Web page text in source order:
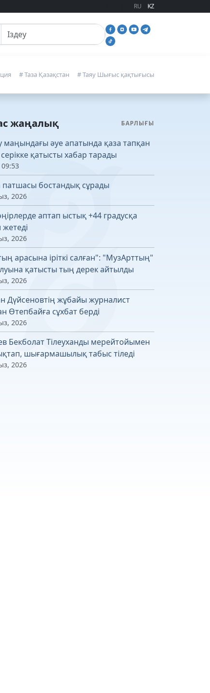
RU KZ
іздеу
# Таза Қазақстан # Таяу Шығыс қақтығысы
жаңалық БАРЛЫҒЫ
маңындағы әуе апатында қаза тапқан
қатысты хабар тарады
09:53
бостандық сұрады
2026
аптап ыстық +44 градусқа
жетеді
2026
арасына іріткі салған": "МузАрттың"
қатысты тың дерек айтылды
2026
Дүйсеновтің жұбайы журналист
Өтепбайға сұхбат берді
2026
Бекболат Тілеуханды мерейтойымен
шығармашылық табыс тіледі
2026